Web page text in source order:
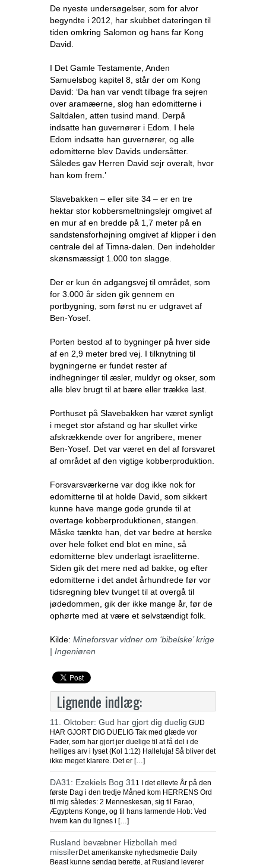
De nyeste undersøgelser, som for alvor
begyndte i 2012, har skubbet dateringen til
tiden omkring Salomon og hans far Kong
David.
I Det Gamle Testamente, Anden
Samuelsbog kapitel 8, står der om Kong
David: ‘Da han var vendt tilbage fra sejren
over aramæerne, slog han edomitterne i
Saltdalen, atten tusind mand. Derpå
indsatte han guvernører i Edom. I hele
Edom indsatte han guvernører, og alle
edomitterne blev Davids undersåtter.
Således gav Herren David sejr overalt, hvor
han kom frem.’
Slavebakken – eller site 34 – er en tre
hektar stor kobbersmeltningslejr omgivet af
en mur af en bredde på 1,7 meter på en
sandstensforhøjning omgivet af klipper i den
centrale del af Timna-dalen. Den indeholder
skønsmæssigt 1.000 ton slagge.
Der er kun én adgangsvej til området, som
for 3.000 år siden gik gennem en
portbygning, som først nu er udgravet af
Ben-Yosef.
Porten bestod af to bygninger på hver side
af en 2,9 meter bred vej. I tilknytning til
bygningerne er fundet rester af
indhegninger til æsler, muldyr og okser, som
alle blev brugt til at bære eller trække last.
Porthuset på Slavebakken har været synligt
i meget stor afstand og har skullet virke
afskrækkende over for angribere, mener
Ben-Yosef. Det var været en del af forsvaret
af området af den vigtige kobberproduktion.
Forsvarsværkerne var dog ikke nok for
edomitterne til at holde David, som sikkert
kunne have mange gode grunde til at
overtage kobber­produktionen, stangen.
Måske tænkte han, det var bedre at herske
over hele folket end blot en mine, så
edomitterne blev underlagt israelitterne.
Siden gik det mere ned ad bakke, og efter
edomitterne i det andet århundrede før vor
tidsregning blev tvunget til at overgå til
jødedommen, gik der ikke mange år, før de
ophørte med at være et selvstændigt folk.
Kilde: Mineforsvar vidner om ‘bibelske’ krige
| Ingeniøren
Lignende indlæg:
11. Oktober: Gud har gjort dig duelig GUD
HAR GJORT DIG DUELIG Tak med glæde vor
Fader, som har gjort jer duelige til at få del i de
helliges arv i lyset (Kol 1:12) Halleluja! Så bliver det
ikke meget klarere. Det er […]
DA31: Ezekiels Bog 311 I det ellevte År på den
første Dag i den tredje Måned kom HERRENS Ord
til mig således: 2 Menneskesøn, sig til Farao,
Ægyptens Konge, og til hans larmende Hob: Ved
hvem kan du lignes i […]
Rusland bevæbner Hizbollah med
missilerDet amerikanske nyhedsmedie Daily
Beast kunne søndag berette, at Rusland leverer